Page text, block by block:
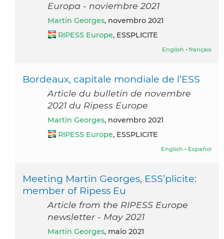
Europa - noviembre 2021
Martin Georges, novembro 2021
RIPESS Europe, ESSPLICITE
English - français
Bordeaux, capitale mondiale de l’ESS
Article du bulletin de novembre
2021 du Ripess Europe
Martin Georges, novembro 2021
RIPESS Europe, ESSPLICITE
English - Español
Meeting Martin Georges, ESS’plicite:
member of Ripess Eu
Article from the RIPESS Europe
newsletter - May 2021
Martin Georges, maio 2021